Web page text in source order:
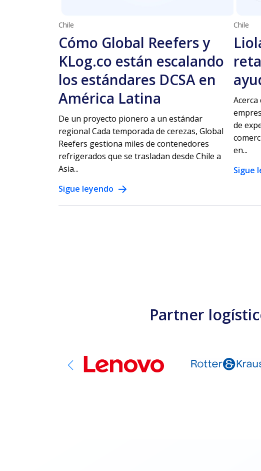
Chile
Cómo Global Reefers y
KLog.co están escalando
los estándares DCSA en
América Latina
De un proyecto pionero a un estándar
regional Cada temporada de cerezas, Global
Reefers gestiona miles de contenedores
refrigerados que se trasladan desde Chile a
Asia...
Sigue leyendo
Chile
de
en...
Sigue
Partner